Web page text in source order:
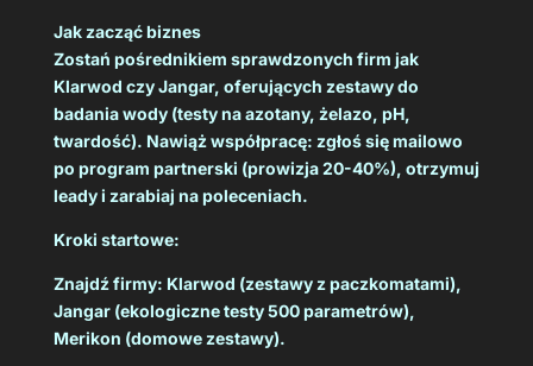
Jak zacząć biznes
Zostań pośrednikiem sprawdzonych firm jak
Klarwod czy Jangar, oferujących zestawy do
badania wody (testy na azotany, żelazo, pH,
twardość). Nawiąż współpracę: zgłoś się mailowo
po program partnerski (prowizja 20-40%), otrzymuj
leady i zarabiaj na poleceniach.
Kroki startowe:
Znajdź firmy: Klarwod (zestawy z paczkomatami),
Jangar (ekologiczne testy 500 parametrów),
Merikon (domowe zestawy).